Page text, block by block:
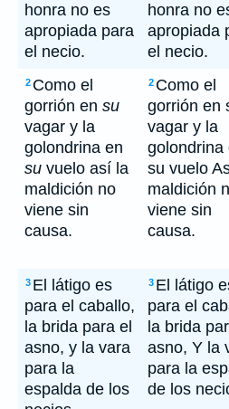
honra no es
apropiada para
el necio.
honra no
apropiada
el necio.
2 Como el
gorrión en su
vagar y la
golondrina en
su vuelo así la
maldición no
viene sin
causa.
2 Como el
gorrión en
vagar y la
golondrina
su vuelo
maldición
viene sin
causa.
3 El látigo es
para el caballo,
la brida para el
asno, y la vara
para la
espalda de los
3 El látigo
para el
la brida
asno, Y la
para la
de los